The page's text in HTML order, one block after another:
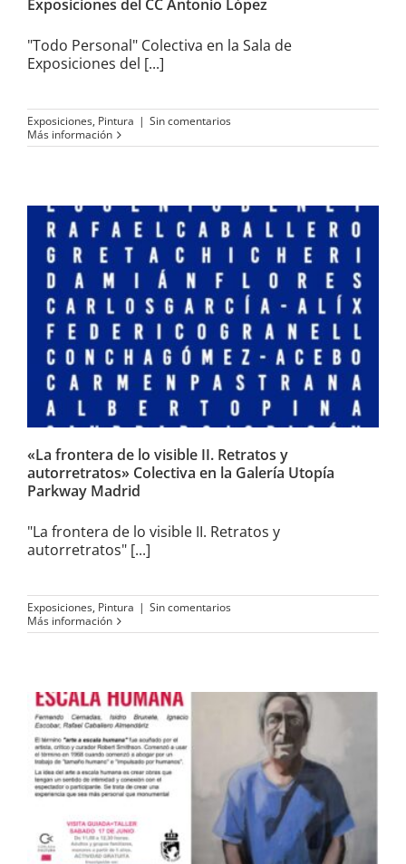
Exposiciones del CC Antonio López
"Todo Personal" Colectiva en la Sala de
Exposiciones del [...]
Exposiciones, Pintura | Sin comentarios
Más información
«La frontera de lo visible II.
Retratos y autorretratos»
Colectiva en la Galería Utopía
Parkway Madrid
«La frontera de lo visible II. Retratos y
autorretratos» Colectiva en la Galería Utopía
Parkway Madrid
"La frontera de lo visible II. Retratos y
autorretratos" [...]
Exposiciones, Pintura | Sin comentarios
Más información
«Escala humana» Colectiva en
el CC Antonio López de
Coslada